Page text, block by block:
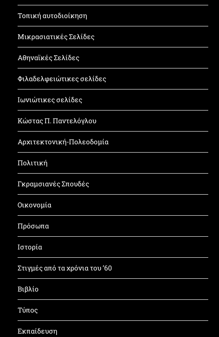
Τοπική αυτοδιοίκηση
Μικρασιατικές Σελίδες
Αθηναϊκές Σελίδες
Φιλαδελφειώτικες σελίδες
Ιωνιώτικες σελίδες
Κώστας Π. Παντελόγλου
Αρχιτεκτονική-Πολεοδομία
Πολιτική
Γκραμσιανές Σπουδές
Οικονομία
Πρόσωπα
Ιστορία
Στιγμές από τα χρόνια του ’60
Βιβλίο
Τύπος
Εκπαίδευση